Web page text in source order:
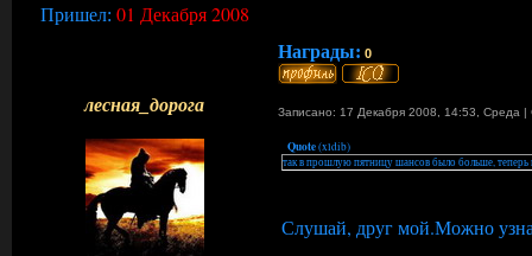
Пришел: 01 Декабря 2008
Награды: 0
лесная_дорога Записано: 17 Декабря 2008, 14:53, Среда |
Quote(xldib)
так в прошлую пятницу шансов было больше,
Слушай, друг мой.Можно